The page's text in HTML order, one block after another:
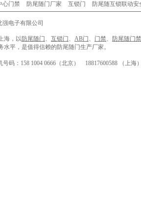
心门禁 防尾随门厂家 互锁门 防尾随互锁联动安
强电子有限公司
海，以 防尾随门 、 互锁门 、 AB门 、 门禁、
防尾随门禁
平，是值得信赖的防尾随门生产厂家。
码：158 1004 0666（北京） 18817600588 （上